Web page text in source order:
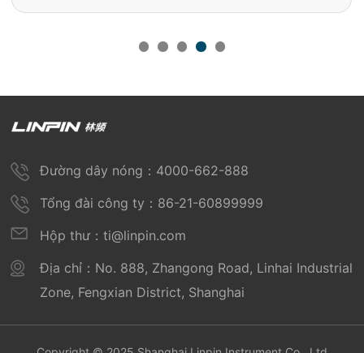
Đường dây nóng：4000-662-888
Tổng đài công ty：86-21-60899999
Hộp thư：ti@linpin.com
Địa chỉ：No. 888, Zhangong Road, Linhai Industrial
Zone, Fengxian District, Shanghai